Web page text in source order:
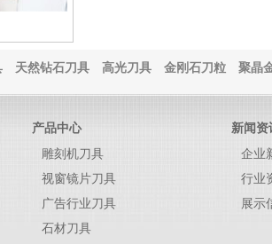
天然钻石刀具 高光刀具 金刚石刀粒 聚晶
产品中心
新闻资
雕刻机刀具
视窗镜片刀具
广告行业刀具
石材刀具
企业
行业
展示